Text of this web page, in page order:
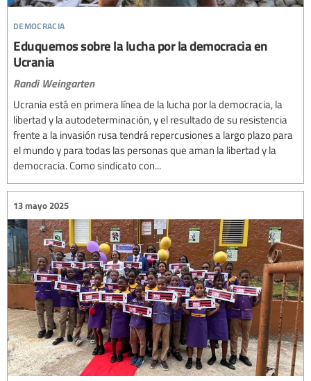
democracia
Eduquemos sobre la lucha por la democracia en
Ucrania
Randi Weingarten
Ucrania está en primera línea de la lucha por la democracia, la
libertad y la autodeterminación, y el resultado de su resistencia
frente a la invasión rusa tendrá repercusiones a largo plazo para
el mundo y para todas las personas que aman la libertad y la
democracia. Como sindicato con...
13 mayo 2025